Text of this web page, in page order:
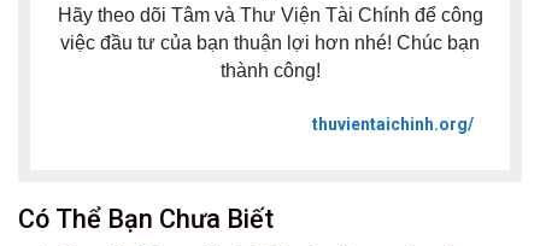
Hãy theo dõi Tâm và Thư Viện Tài Chính để công
việc đầu tư của bạn thuận lợi hơn nhé! Chúc bạn
thành công!
thuvientaichinh.org/
Có Thể Bạn Chưa Biết